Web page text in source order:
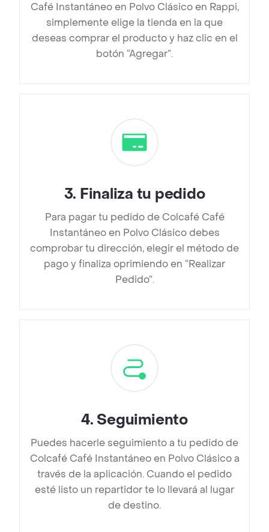
Café Instantáneo en Polvo Clásico en Rappi,
simplemente elige la tienda en la que
deseas comprar el producto y haz clic en el
botón “Agregar”.
3. Finaliza tu pedido
Para pagar tu pedido de Colcafé Café
Instantáneo en Polvo Clásico debes
comprobar tu dirección, elegir el método de
pago y finaliza oprimiendo en “Realizar
Pedido”.
4. Seguimiento
Puedes hacerle seguimiento a tu pedido de
Colcafé Café Instantáneo en Polvo Clásico a
través de la aplicación. Cuando el pedido
esté listo un repartidor te lo llevará al lugar
de destino.